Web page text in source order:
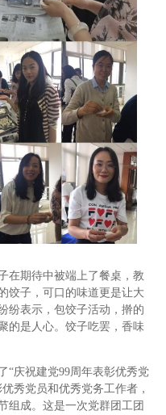
在期待中被端上了餐桌，教
饺子，可口的味道更是让大
纷表示，包饺子活动，擀的
的是人心。饺子吃罢，香味
“庆祝建党99周年表彰优秀党
秀党员和优秀党务工作者，
组成。这是一次党群团工团